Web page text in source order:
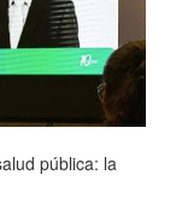
pública: la